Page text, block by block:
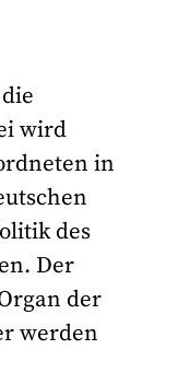
wird
in
des
Der
der
werden